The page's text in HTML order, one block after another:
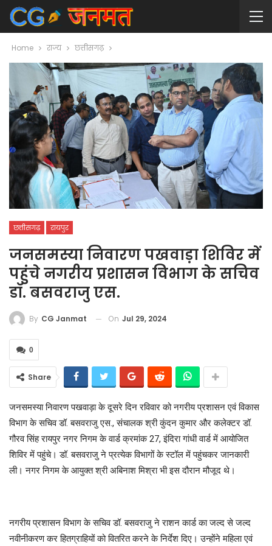
Home राज्य छत्तीसगढ़
छत्तीसगढ़ रायपुर
जनसमस्या निवारण पखवाड़ा शिविर में
पहुंचे नगरीय प्रशासन विभाग के सचिव
डॉ. बसवराजु एस.
By CG Janmat On Jul 29, 2024
0
Share
जनसमस्या निवारण पखवाड़ा के दूसरे दिन रविवार को नगरीय प्रशासन एवं विकास
विभाग के सचिव डॉ. बसवराजु एस., संचालक श्री कुंदन कुमार और कलेक्टर डॉ.
गौरव सिंह रायपुर नगर निगम के वार्ड क्रमांक 27, इंदिरा गांधी वार्ड में आयोजित
शिविर में पहुंचे। डॉ. बसवराजु ने प्रत्येक विभागों के स्टॉल में पहुंचकर जानकारी
ली। नगर निगम के आयुक्त श्री अबिनाश मिश्रा भी इस दौरान मौजूद थे।
नगरीय प्रशासन विभाग के सचिव डॉ. बसवराजु ने राशन कार्ड का जल्द से जल्द
नवीनीकरण कर हितग्राहियों को वितरित करने के निर्देश दिए। उन्होंने महिला एवं